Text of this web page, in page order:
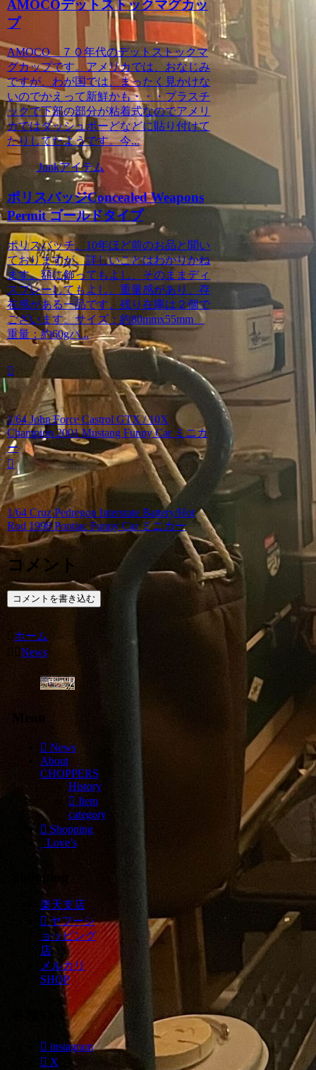
AMOCOデットストックマグカッ
プ
AMOCO ７０年代のデットストックマ
グカップです。アメリカでは、おなじみ
ですが、わが国では、まったく見かけな
いのでかえって新鮮かも・・・プラスチ
ックで下部の部分が粘着式なのでアメリ
カではダッシュボーどなどに貼り付けて
たりしてたようです。今...
Junkアイテム
ポリスバッジConcealed Weapons
Permit ゴールドタイプ
ポリスバッチ。10年ほど前のお品と聞い
ておりますが、詳しいことはわかりかね
ます。額に飾ってもよし、そのままディ
スプレーしてもよし。重量感があり、存
在感がある一品です。残り在庫は２個で
ございます。サイズ：約80mmx55mm
重量：約60gバ...
1/64 John Force Castrol GTX / 10X
Champion 2001 Mustang Funny Car ミニカ
ー
1/64 Cruz Pedregon Interstate Battery/Hot
Rod 1998 Pontiac Funny Car ミニカー
コメント
コメントを書き込む
ホーム
News
Menu
News
About
CHOPPERS
History
Item
category
Shopping
Love’s
Shopping
楽天支店
ヤフーシ
ョッピング
店
メルカリ
SHOP
instagram
X